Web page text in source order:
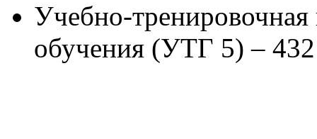
Учебно-тренировочная
обучения (УТГ 5) – 432